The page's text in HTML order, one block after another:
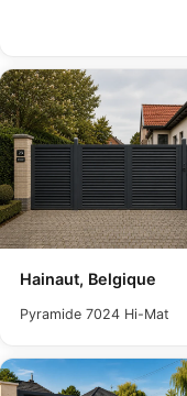
Hainaut, Belgique
Pyramide 7024 Hi-Mat